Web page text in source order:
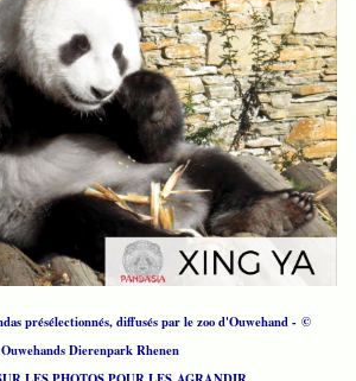
présélectionnés, diffusés par le zoo d'Ouwehand - ©
Ouwehands Dierenpark Rhenen